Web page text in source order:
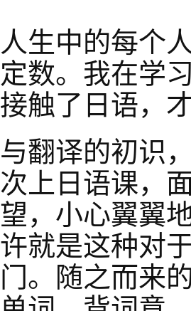
人生中的每个
定数。我在学
接触了日语，
与翻译的初识
次上日语课，
望，小心翼翼
许就是这种对
门。随之而来